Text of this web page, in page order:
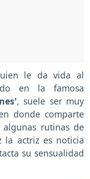
le da vida al
en la famosa
, suele ser muy
donde comparte
rutinas de
la actriz es noticia
su sensualidad